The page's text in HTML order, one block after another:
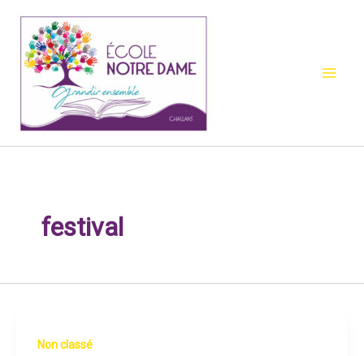
contenu
festival
Non classé